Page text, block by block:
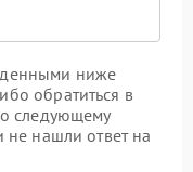
ниже
обратиться в
следующему
не нашли ответ на